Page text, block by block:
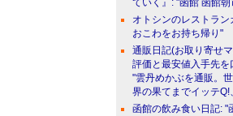
ていく』: "函館 函館
オトシンのレストラン
おこわをお持ち帰り"
通販日記(お取り寄せ
評価と最安値入手先を
"雲丹めかぶを通販。
界の果てまでイッテQ!
函館の飲み食い日記: